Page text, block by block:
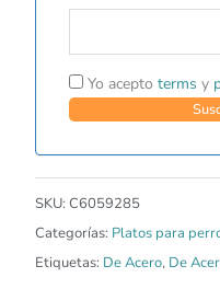
Yo acepto terms y
SKU: C6059285
Categorías: Platos para
Etiquetas: De Acero, De